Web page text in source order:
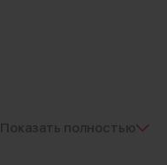
Показать полностью